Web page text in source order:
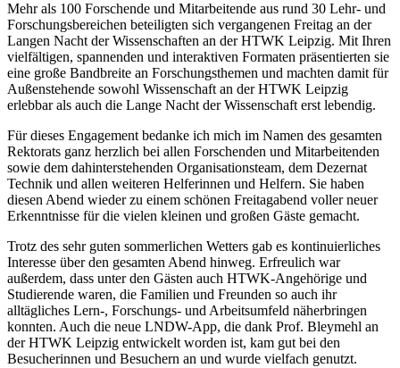
Mehr als 100 Forschende und Mitarbeitende aus rund 30 Lehr- und
Forschungsbereichen beteiligten sich vergangenen Freitag an der
Langen Nacht der Wissenschaften an der HTWK Leipzig. Mit Ihren
vielfältigen, spannenden und interaktiven Formaten präsentierten sie
eine große Bandbreite an Forschungsthemen und machten damit für
Außenstehende sowohl Wissenschaft an der HTWK Leipzig
erlebbar als auch die Lange Nacht der Wissenschaft erst lebendig.
Für dieses Engagement bedanke ich mich im Namen des gesamten
Rektorats ganz herzlich bei allen Forschenden und Mitarbeitenden
sowie dem dahinterstehenden Organisationsteam, dem Dezernat
Technik und allen weiteren Helferinnen und Helfern. Sie haben
diesen Abend wieder zu einem schönen Freitagabend voller neuer
Erkenntnisse für die vielen kleinen und großen Gäste gemacht.
Trotz des sehr guten sommerlichen Wetters gab es kontinuierliches
Interesse über den gesamten Abend hinweg. Erfreulich war
außerdem, dass unter den Gästen auch HTWK-Angehörige und
Studierende waren, die Familien und Freunden so auch ihr
alltägliches Lern-, Forschungs- und Arbeitsumfeld näherbringen
konnten. Auch die neue LNDW-App, die dank Prof. Bleymehl an
der HTWK Leipzig entwickelt worden ist, kam gut bei den
Besucherinnen und Besuchern an und wurde vielfach genutzt.